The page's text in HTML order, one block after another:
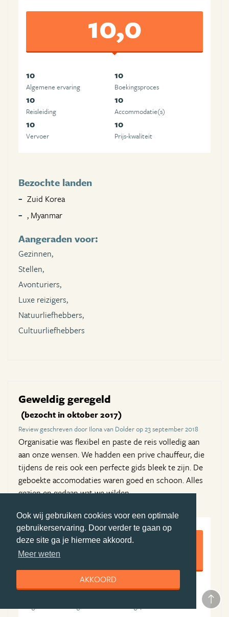
Ook wij gebruiken cookies voor een optimale
gebruikerservaring. Door verder te gaan op
deze site ga je hiermee akkoord.
Meer weten
AKKOORD
10,0
10
Algemene ervaring
10
Boekingsproces
10
Reisleiding
10
Accommodatie(s)
10
Vervoer
10
Prijs-kwaliteit
Bezochte landen
Zuid Korea
, Myanmar
Aangeraden voor:
Gezinnen,
Stellen,
Avonturiers,
Luxe reizigers,
Natuurliefhebbers,
Cultuurliefhebbers
Geweldig geregeld
(bezocht in oktober 2017)
Review geschreven door Ilona van Dolder op 23 september 2018
Organisatie was flexibel en paste de reis volledig aan
aan onze wensen. We hadden een prive chauffeur, die
tijdens de reis ook een perfecte gids bleek te zijn. De
geboekte accomodaties waren goed en schoon. Alles
gezien en gedaan wat we wilden.
9,5
10 9